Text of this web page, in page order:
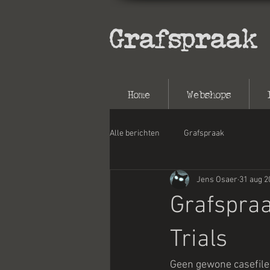
Grafspraak
Home Webshops
Alle berichten Grafspraak
Trials
Jens Osaer 31 aug
Geen gewone